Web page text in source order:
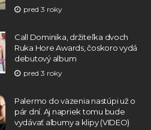
pred 3 roky
Call Dominika, držiteľka dvoch
Ruka Hore Awards, čoskoro vydá
debutový album
pred 3 roky
Palermo do väzenia nastúpi už o
pár dní. Aj napriek tomu bude
vydávať albumy a klipy (VIDEO)